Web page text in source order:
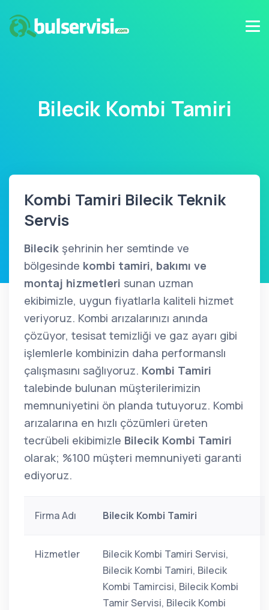
Bilecik Kombi Tamiri
Kombi Tamiri Bilecik Teknik
Servis
Bilecik şehrinin her semtinde ve
bölgesinde kombi tamiri, bakımı ve
montaj hizmetleri sunan uzman
ekibimizle, uygun fiyatlarla kaliteli hizmet
veriyoruz. Kombi arızalarınızı anında
çözüyor, tesisat temizliği ve gaz ayarı gibi
işlemlerle kombinizin daha performanslı
çalışmasını sağlıyoruz. Kombi Tamiri
talebinde bulunan müşterilerimizin
memnuniyetini ön planda tutuyoruz. Kombi
arızalarına en hızlı çözümleri üreten
tecrübeli ekibimizle Bilecik Kombi Tamiri
olarak; %100 müşteri memnuniyeti garanti
ediyoruz.
Firma Adı Bilecik Kombi Tamiri
Hizmetler
Bilecik Kombi Tamiri Servisi,
Bilecik Kombi Tamiri, Bilecik
Kombi Tamircisi, Bilecik Kombi
Tamir Servisi, Bilecik Kombi